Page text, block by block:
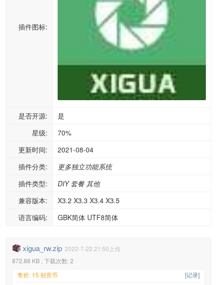
插件图标:
是否开源:
是
星级:
70%
更新时间:
2021-08-04
插件分类:
更多独立功能系统
插件类型:
DIY 套餐 其他
兼容版本:
X3.2 X3.3 X3.4 X3.5
语言编码:
GBK简体 UTF8简体
xigua_rw.zip 2022-7-22 21:50上传
872.88 KB , 下载次数: 2
[记录]
售价: 15 创意币